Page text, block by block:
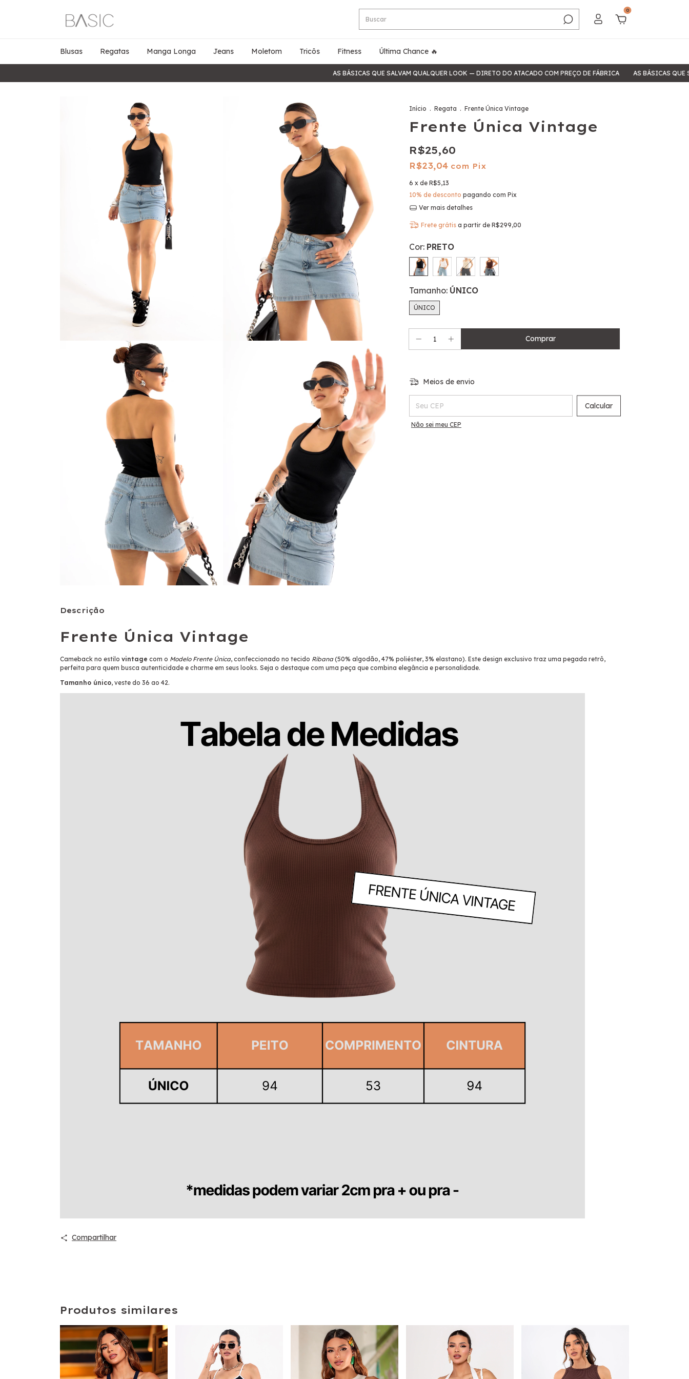
0
Blusas Regatas Manga Longa Jeans Moletom Tricôs Fitness Última Chance 🔥
AS BÁSICAS QUE SALVAM QUALQUER LOOK — DIRETO DO ATACADO COM PREÇO DE FÁBRICA AS BÁSICAS QUE SALVAM
Início . Regata . Frente Única Vintage
Frente Única Vintage
R$25,60
R$23,04 com Pix
6 x de R$5,13
10% de desconto pagando com Pix
Ver mais detalhes
Frete grátis a partir de R$299,00
Cor: PRETO
Tamanho: ÚNICO
ÚNICO
Meios de envio
Entregas para o CEP:
Calcular
Não sei meu CEP
Descrição
Frente Única Vintage
Cameback no estilo vintage com o Modelo Frente Única, confeccionado no tecido Ribana (50% algodão, 47% poliéster, 3% elastano). Este design exclusivo traz uma pegada retrô,
perfeita para quem busca autenticidade e charme em seus looks. Seja o destaque com uma peça que combina elegância e personalidade.
Tamanho único, veste do 36 ao 42.
Compartilhar
Produtos similares